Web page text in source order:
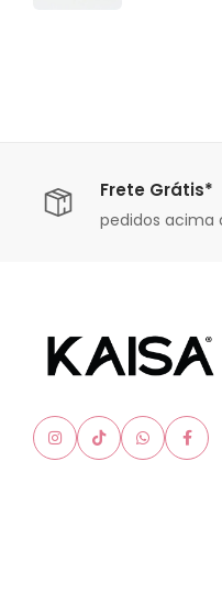
Frete Grátis*
pedidos acima